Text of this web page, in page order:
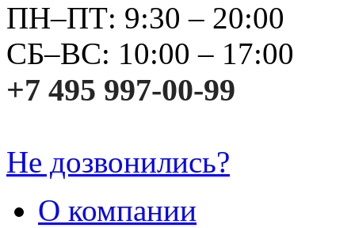
ПН–ПТ: 9:30 – 20:00
СБ–ВС: 10:00 – 17:00
+7 495 997-00-99
Не дозвонились?
О компании